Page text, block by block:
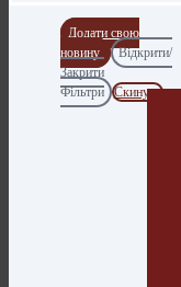
Додати свою
новину
Відкрити/
Закрити
Фільтри
Скинути